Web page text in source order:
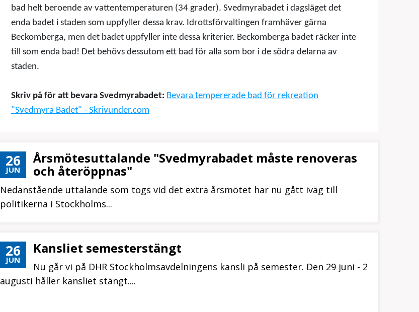
bad helt beroende av vattentemperaturen (34 grader). Svedmyrabadet i dagsläget det
enda badet i staden som uppfyller dessa krav. Idrottsförvaltingen framhäver gärna
Beckomberga, men det badet uppfyller inte dessa kriterier. Beckomberga badet räcker inte
till som enda bad! Det behövs dessutom ett bad för alla som bor i de södra delarna av
staden.
Skriv på för att bevara Svedmyrabadet: Bevara tempererade bad för rekreation
"Svedmyra Badet" - Skrivunder.com
26
JUN
Årsmötesuttalande "Svedmyrabadet måste renoveras
och återöppnas"
Nedanstående uttalande som togs vid det extra årsmötet har nu gått iväg till
politikerna i Stockholms...
26
JUN
Kansliet semesterstängt
Nu går vi på DHR Stockholmsavdelningens kansli på semester. Den 29 juni - 2
augusti håller kansliet stängt....